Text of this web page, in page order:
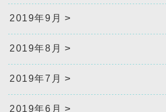
2019年9月
2019年8月
2019年7月
2019年6月